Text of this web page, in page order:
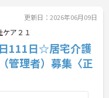
更新日：2026年06月09日
ア２１
日111日☆居宅介護
管理者）募集〈正